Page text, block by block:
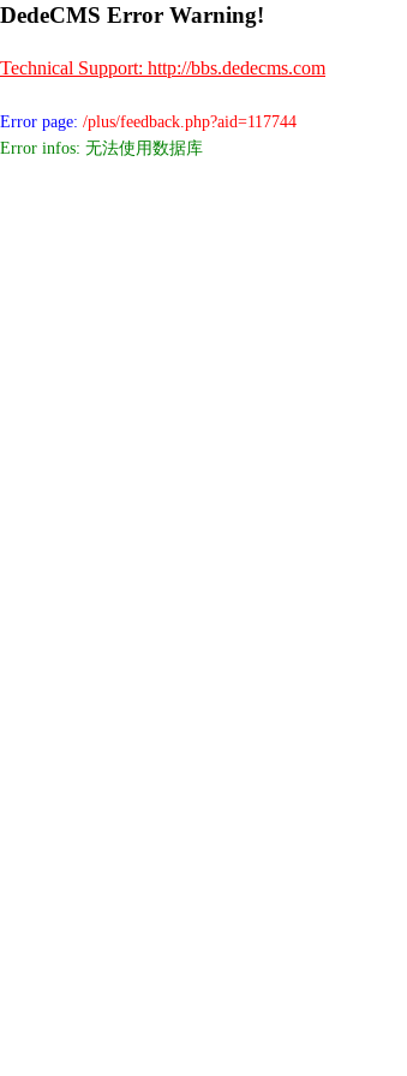
DedeCMS Error Warning!
Technical Support: http://bbs.dedecms.com
Error page: /plus/feedback.php?aid=117744
Error infos: 无法使用数据库